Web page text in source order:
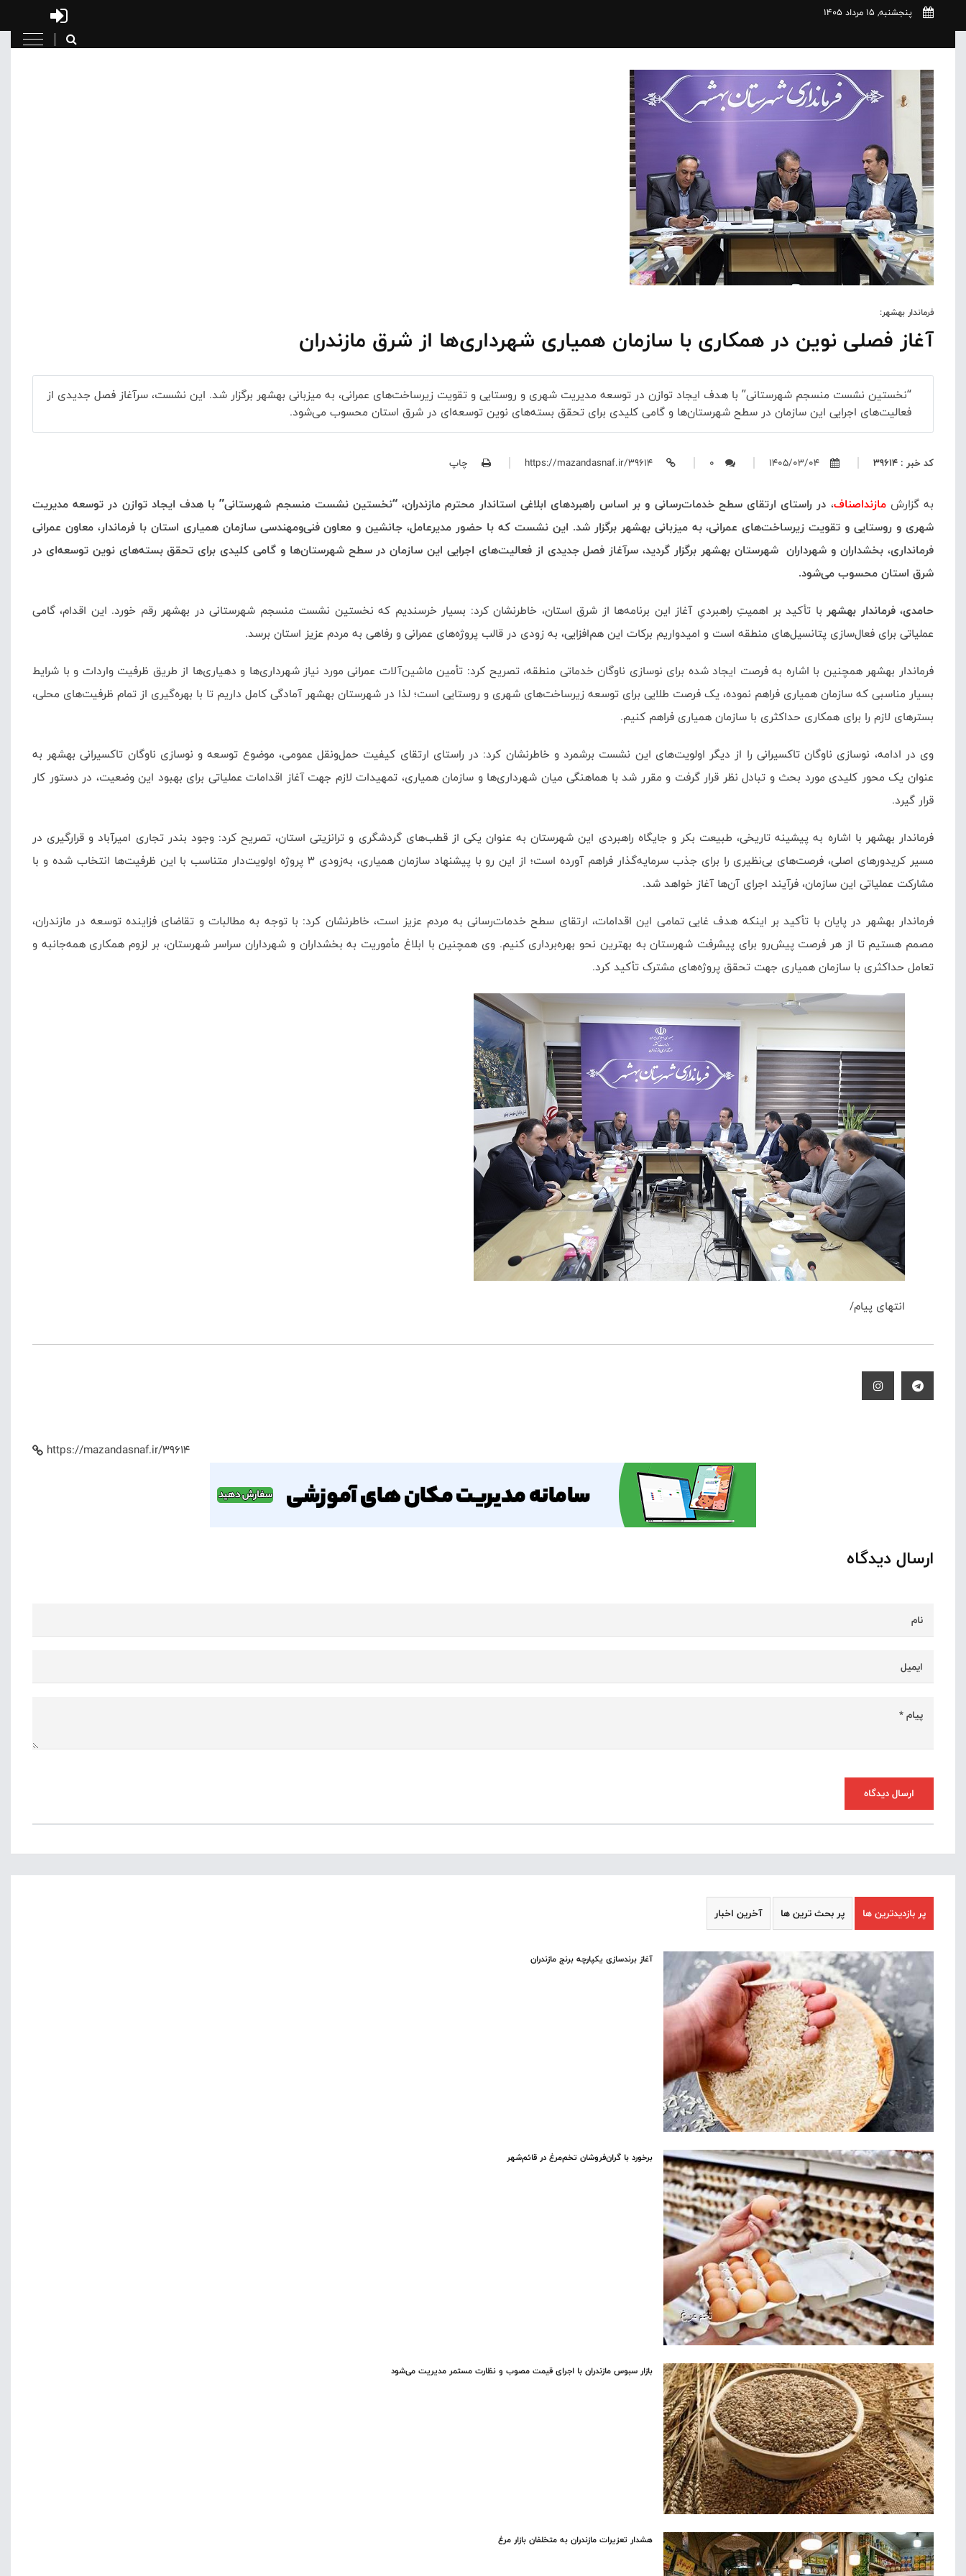
پنجشنبه, 15 مرداد 1405
فرماندار بهشهر:
آغاز فصلی نوین در همکاری با سازمان همیاری شهرداری‌ها از شرق مازندران
“نخستین نشست منسجم شهرستانی” با هدف ایجاد توازن در توسعه مدیریت شهری و روستایی و تقویت زیرساخت‌های عمرانی، به میزبانی بهشهر برگزار شد. این نشست، سرآغاز فصل جدیدی از
فعالیت‌های اجرایی این سازمان در سطح شهرستان‌ها و گامی کلیدی برای تحقق بسته‌های نوین توسعه‌ای در شرق استان محسوب می‌شود.
کد خبر : 39614 1405/03/04
0 چاپ
به گزارشمازنداصناف، در راستای ارتقای سطح خدمات‌رسانی و بر اساس راهبردهای ابلاغی استاندار محترم مازندران، “نخستین نشست منسجم شهرستانی” با هدف ایجاد توازن در توسعه مدیریت
شهری و روستایی و تقویت زیرساخت‌های عمرانی، به میزبانی بهشهر برگزار شد. این نشست که با حضور مدیرعامل، جانشین و معاون فنی‌ومهندسی سازمان همیاری استان با فرماندار، معاون عمرانی
فرمانداری، بخشداران و شهرداران شهرستان بهشهر برگزار گردید، سرآغاز فصل جدیدی از فعالیت‌های اجرایی این سازمان در سطح شهرستان‌ها و گامی کلیدی برای تحقق بسته‌های نوین توسعه‌ای در
شرق استان محسوب می‌شود.
حامدی، فرماندار بهشهربا تأکید بر اهمیتِ راهبردیِ آغاز این برنامه‌ها از شرق استان، خاطرنشان کرد: بسیار خرسندیم که نخستین نشست منسجم شهرستانی در بهشهر رقم خورد. این اقدام، گامی
عملیاتی برای فعال‌سازی پتانسیل‌های منطقه است و امیدواریم برکات این هم‌افزایی، به زودی در قالب پروژه‌های عمرانی و رفاهی به مردم عزیز استان برسد.
فرماندار بهشهر همچنین با اشاره به فرصت ایجاد شده برای نوسازی ناوگان خدماتی منطقه، تصریح کرد: تأمین ماشین‌آلات عمرانی مورد نیاز شهرداری‌ها و دهیاری‌ها از طریق ظرفیت واردات و با شرایط
بسیار مناسبی که سازمان همیاری فراهم نموده، یک فرصت طلایی برای توسعه زیرساخت‌های شهری و روستایی است؛ لذا در شهرستان بهشهر آمادگی کامل داریم تا با بهره‌گیری از تمام ظرفیت‌های محلی،
بسترهای لازم را برای همکاری حداکثری با سازمان همیاری فراهم کنیم.
وی در ادامه، نوسازی ناوگان تاکسیرانی را از دیگر اولویت‌های این نشست برشمرد و خاطرنشان کرد: در راستای ارتقای کیفیت حمل‌ونقل عمومی، موضوع توسعه و نوسازی ناوگان تاکسیرانی بهشهر به
عنوان یک محور کلیدی مورد بحث و تبادل نظر قرار گرفت و مقرر شد با هماهنگی میان شهرداری‌ها و سازمان همیاری، تمهیدات لازم جهت آغاز اقدامات عملیاتی برای بهبود این وضعیت، در دستور کار
قرار گیرد.
فرماندار بهشهر با اشاره به پیشینه تاریخی، طبیعت بکر و جایگاه راهبردی این شهرستان به عنوان یکی از قطب‌های گردشگری و ترانزیتی استان، تصریح کرد: وجود بندر تجاری امیرآباد و قرارگیری در
مسیر کریدورهای اصلی، فرصت‌های بی‌نظیری را برای جذب سرمایه‌گذار فراهم آورده است؛ از این رو با پیشنهاد سازمان همیاری، به‌زودی ۳ پروژه اولویت‌دار متناسب با این ظرفیت‌ها انتخاب شده و با
مشارکت عملیاتی این سازمان، فرآیند اجرای آن‌ها آغاز خواهد شد.
فرماندار بهشهر در پایان با تأکید بر اینکه هدف غایی تمامی این اقدامات، ارتقای سطح خدمات‌رسانی به مردم عزیز است، خاطرنشان کرد: با توجه به مطالبات و تقاضای فزاینده توسعه در مازندران،
مصمم هستیم تا از هر فرصت پیش‌رو برای پیشرفت شهرستان به بهترین نحو بهره‌برداری کنیم. وی همچنین با ابلاغ مأموریت به بخشداران و شهرداران سراسر شهرستان، بر لزوم همکاری همه‌جانبه و
تعامل حداکثری با سازمان همیاری جهت تحقق پروژه‌های مشترک تأکید کرد.
انتهای پیام/
https://mazandasnaf.ir/39614
ارسال دیدگاه
ارسال دیدگاه
پر بازدیدترین ها پر بحث ترین ها آخرین اخبار
آغاز برندسازی یکپارچه برنج مازندران
برخورد با گران‌فروشان تخم‌مرغ در قائم‌شهر
بازار سبوس مازندران با اجرای قیمت مصوب و نظارت مستمر مدیریت می‌شود
هشدار تعزیرات مازندران به متخلفان بازار مرغ